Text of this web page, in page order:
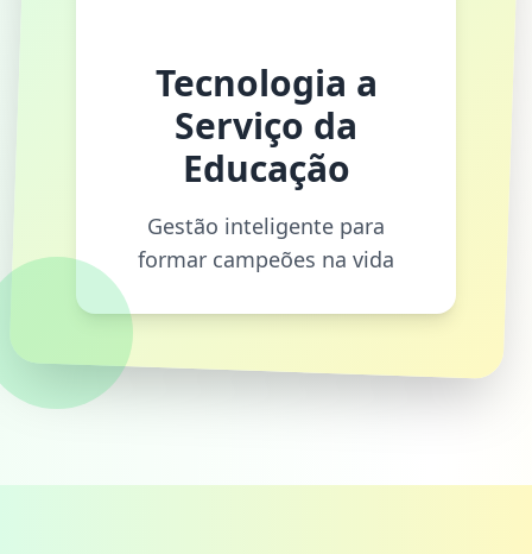
Tecnologia a
Serviço da
Educação
Gestão inteligente para
formar campeões na vida